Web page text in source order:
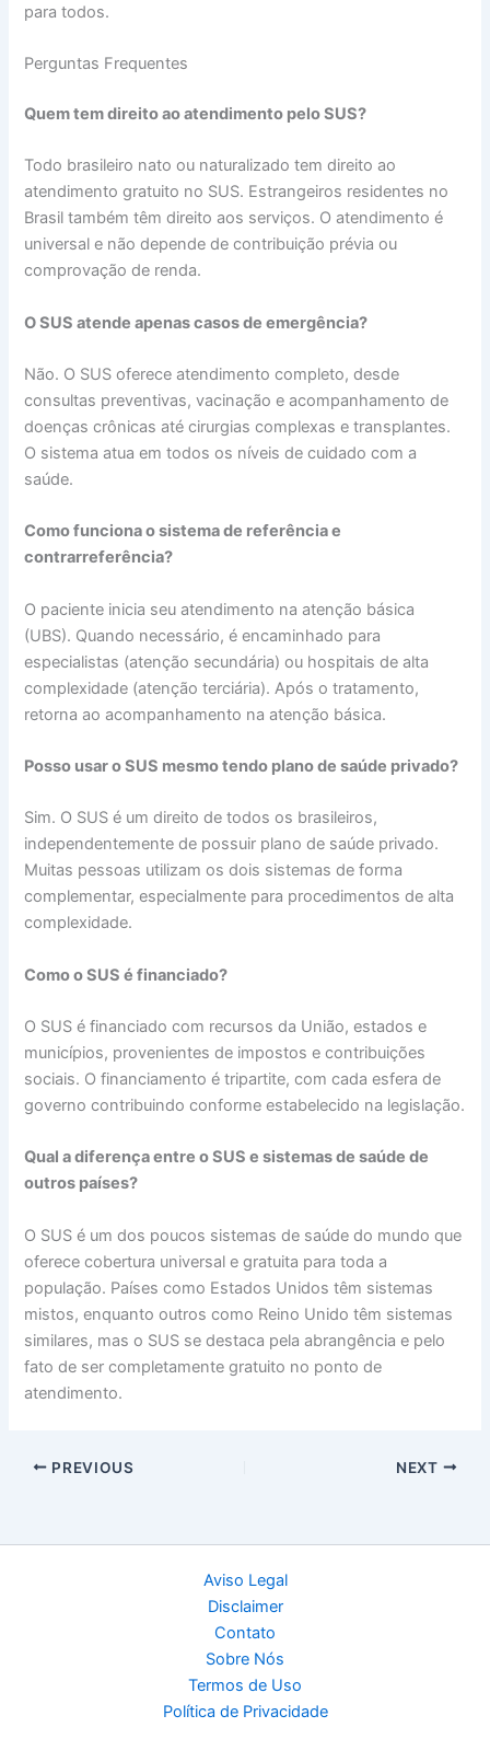
para todos.
Perguntas Frequentes
Quem tem direito ao atendimento pelo SUS?
Todo brasileiro nato ou naturalizado tem direito ao
atendimento gratuito no SUS. Estrangeiros residentes no
Brasil também têm direito aos serviços. O atendimento é
universal e não depende de contribuição prévia ou
comprovação de renda.
O SUS atende apenas casos de emergência?
Não. O SUS oferece atendimento completo, desde
consultas preventivas, vacinação e acompanhamento de
doenças crônicas até cirurgias complexas e transplantes.
O sistema atua em todos os níveis de cuidado com a
saúde.
Como funciona o sistema de referência e
contrarreferência?
O paciente inicia seu atendimento na atenção básica
(UBS). Quando necessário, é encaminhado para
especialistas (atenção secundária) ou hospitais de alta
complexidade (atenção terciária). Após o tratamento,
retorna ao acompanhamento na atenção básica.
Posso usar o SUS mesmo tendo plano de saúde privado?
Sim. O SUS é um direito de todos os brasileiros,
independentemente de possuir plano de saúde privado.
Muitas pessoas utilizam os dois sistemas de forma
complementar, especialmente para procedimentos de alta
complexidade.
Como o SUS é financiado?
O SUS é financiado com recursos da União, estados e
municípios, provenientes de impostos e contribuições
sociais. O financiamento é tripartite, com cada esfera de
governo contribuindo conforme estabelecido na legislação.
Qual a diferença entre o SUS e sistemas de saúde de
outros países?
O SUS é um dos poucos sistemas de saúde do mundo que
oferece cobertura universal e gratuita para toda a
população. Países como Estados Unidos têm sistemas
mistos, enquanto outros como Reino Unido têm sistemas
similares, mas o SUS se destaca pela abrangência e pelo
fato de ser completamente gratuito no ponto de
atendimento.
PREVIOUS NEXT
Aviso Legal
Disclaimer
Contato
Sobre Nós
Termos de Uso
Política de Privacidade